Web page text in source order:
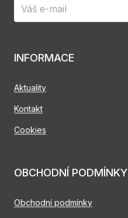
INFORMACE
Aktuality
Kontakt
Cookies
OBCHODNÍ PODMÍNKY
Obchodní podmínky